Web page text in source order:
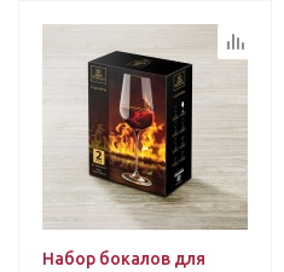
Набор бокалов для